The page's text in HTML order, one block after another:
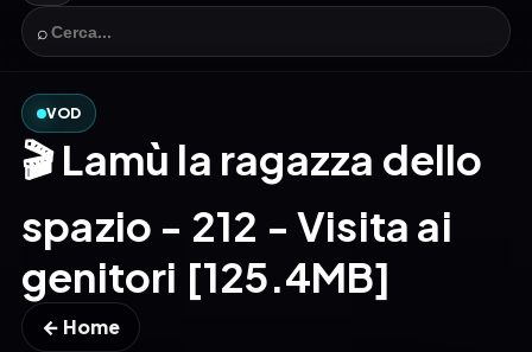
⌕
VOD
🎬 Lamù la ragazza dello
spazio - 212 - Visita ai
genitori [125.4MB]
← Home